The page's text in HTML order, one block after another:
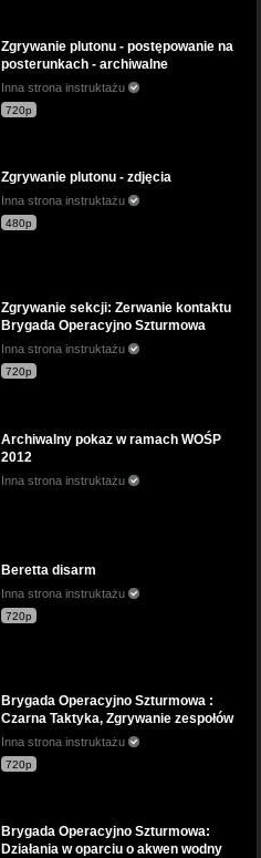
Zgrywanie plutonu - postępowanie na
posterunkach - archiwalne
Inna strona instruktażu
720p
Zgrywanie plutonu - zdjęcia
Inna strona instruktażu
480p
Zgrywanie sekcji: Zerwanie kontaktu
Brygada Operacyjno Szturmowa
Inna strona instruktażu
720p
Archiwalny pokaz w ramach WOŚP
2012
Inna strona instruktażu
Beretta disarm
Inna strona instruktażu
720p
Brygada Operacyjno Szturmowa :
Czarna Taktyka, Zgrywanie zespołów
Inna strona instruktażu
720p
Brygada Operacyjno Szturmowa:
Działania w oparciu o akwen wodny